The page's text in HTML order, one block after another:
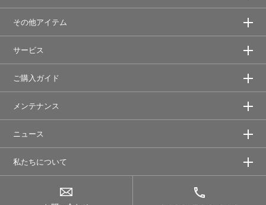
その他アイテム
サービス
ご購入ガイド
メンテナンス
ニュース
私たちについて